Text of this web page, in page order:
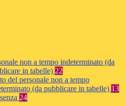
non a tempo indeterminato (da
in tabelle) 22
del personale non a tempo
(da pubblicare in tabelle) 13
24